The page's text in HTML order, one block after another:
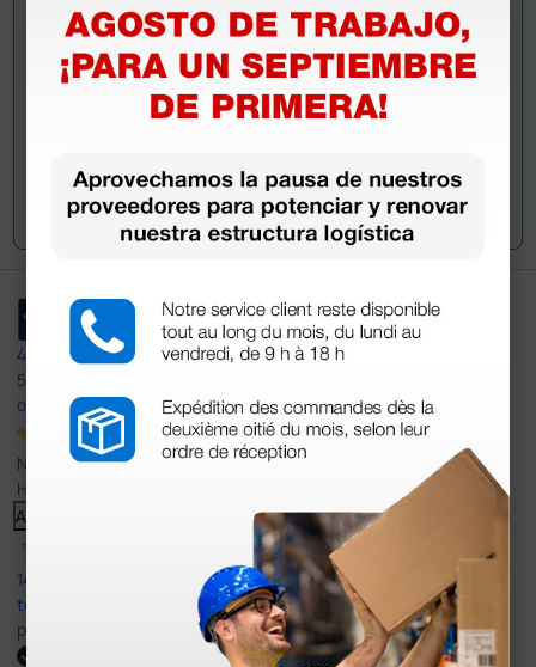
Envía tu pregunta
4,4
597
opiniones
Nuestras reseñas de 4 y 5 estrellas.
Haga clic aquí para leerlos todos >
Anterior
14 Jul 2026
todo correcto. podria señalar que un poco caro los portes y el
plazo de entrega se alarga.